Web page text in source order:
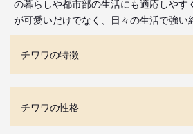
の暮らしや都市部の生活にも適応しやす
が可愛いだけでなく、日々の生活で強い
チワワの特徴
チワワの性格